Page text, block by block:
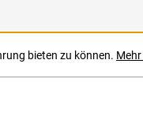
bieten zu können.